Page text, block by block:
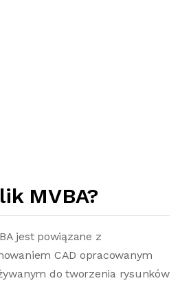
MVBA?
jest powiązane z
CAD opracowanym
do tworzenia rysunków